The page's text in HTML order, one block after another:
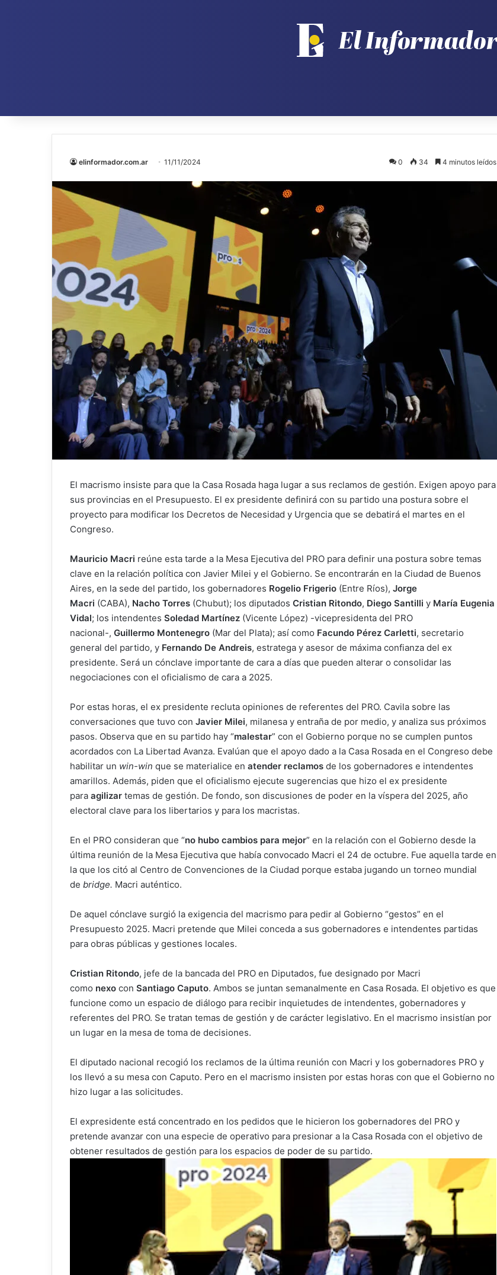
elinformador.com.ar 11/11/2024 0 34 4 minutos leídos
El macrismo insiste para que la Casa Rosada haga lugar a sus reclamos de gestión. Exigen apoyo para
sus provincias en el Presupuesto. El ex presidente definirá con su partido una postura sobre el
proyecto para modificar los Decretos de Necesidad y Urgencia que se debatirá el martes en el
Congreso.
Mauricio Macri reúne esta tarde a la Mesa Ejecutiva del PRO para definir una postura sobre temas
clave en la relación política con Javier Milei y el Gobierno. Se encontrarán en la Ciudad de Buenos
Aires, en la sede del partido, los gobernadores Rogelio Frigerio (Entre Ríos), Jorge
Macri (CABA), Nacho Torres (Chubut); los diputados Cristian Ritondo, Diego Santilli y María Eugenia
Vidal; los intendentes Soledad Martínez (Vicente López) -vicepresidenta del PRO
nacional-, Guillermo Montenegro (Mar del Plata); así como Facundo Pérez Carletti, secretario
general del partido, y Fernando De Andreis, estratega y asesor de máxima confianza del ex
presidente. Será un cónclave importante de cara a días que pueden alterar o consolidar las
negociaciones con el oficialismo de cara a 2025.
Por estas horas, el ex presidente recluta opiniones de referentes del PRO. Cavila sobre las
conversaciones que tuvo con Javier Milei, milanesa y entraña de por medio, y analiza sus próximos
pasos. Observa que en su partido hay “malestar” con el Gobierno porque no se cumplen puntos
acordados con La Libertad Avanza. Evalúan que el apoyo dado a la Casa Rosada en el Congreso debe
habilitar un win-win que se materialice en atender reclamos de los gobernadores e intendentes
amarillos. Además, piden que el oficialismo ejecute sugerencias que hizo el ex presidente
para agilizar temas de gestión. De fondo, son discusiones de poder en la víspera del 2025, año
electoral clave para los libertarios y para los macristas.
En el PRO consideran que “no hubo cambios para mejor” en la relación con el Gobierno desde la
última reunión de la Mesa Ejecutiva que había convocado Macri el 24 de octubre. Fue aquella tarde en
la que los citó al Centro de Convenciones de la Ciudad porque estaba jugando un torneo mundial
de bridge. Macri auténtico.
De aquel cónclave surgió la exigencia del macrismo para pedir al Gobierno “gestos” en el
Presupuesto 2025. Macri pretende que Milei conceda a sus gobernadores e intendentes partidas
para obras públicas y gestiones locales.
Cristian Ritondo, jefe de la bancada del PRO en Diputados, fue designado por Macri
como nexo con Santiago Caputo. Ambos se juntan semanalmente en Casa Rosada. El objetivo es que
funcione como un espacio de diálogo para recibir inquietudes de intendentes, gobernadores y
referentes del PRO. Se tratan temas de gestión y de carácter legislativo. En el macrismo insistían por
un lugar en la mesa de toma de decisiones.
El diputado nacional recogió los reclamos de la última reunión con Macri y los gobernadores PRO y
los llevó a su mesa con Caputo. Pero en el macrismo insisten por estas horas con que el Gobierno no
hizo lugar a las solicitudes.
El expresidente está concentrado en los pedidos que le hicieron los gobernadores del PRO y
pretende avanzar con una especie de operativo para presionar a la Casa Rosada con el objetivo de
obtener resultados de gestión para los espacios de poder de su partido.